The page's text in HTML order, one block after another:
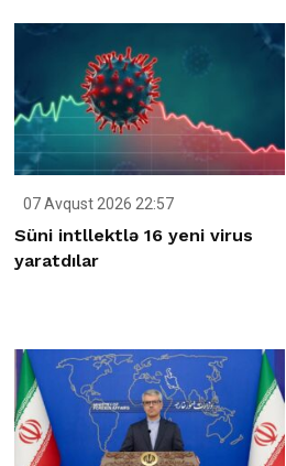
07 Avqust 2026 22:57
Süni intllektlə 16 yeni virus
yaratdılar